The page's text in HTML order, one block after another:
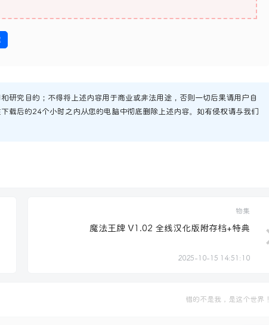
研究目的；不得将上述内容用于商业或非法用途，否则一切后果请用户自
载后的24个小时之内从您的电脑中彻底删除上述内容。如有侵权请与我们
物集
魔法王牌 V1.02 全线汉化版附存档+特典
2025-10-15 14:51:10
错的不是我，是这个世界！